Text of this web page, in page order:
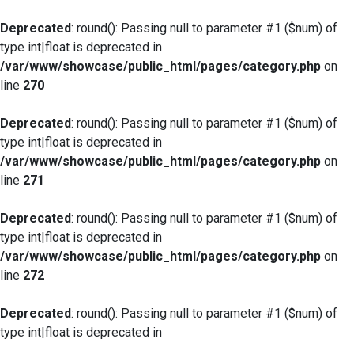
Deprecated: round(): Passing null to parameter #1 ($num) of
type int|float is deprecated in
/var/www/showcase/public_html/pages/category.php on
line 270
Deprecated: round(): Passing null to parameter #1 ($num) of
type int|float is deprecated in
/var/www/showcase/public_html/pages/category.php on
line 271
Deprecated: round(): Passing null to parameter #1 ($num) of
type int|float is deprecated in
/var/www/showcase/public_html/pages/category.php on
line 272
Deprecated: round(): Passing null to parameter #1 ($num) of
type int|float is deprecated in